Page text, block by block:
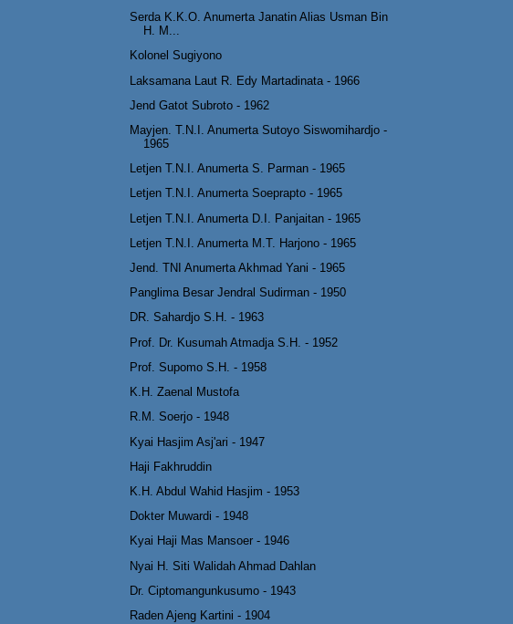
Serda K.K.O. Anumerta Janatin Alias Usman Bin
H. M...
Kolonel Sugiyono
Laksamana Laut R. Edy Martadinata - 1966
Jend Gatot Subroto - 1962
Mayjen. T.N.I. Anumerta Sutoyo Siswomihardjo -
1965
Letjen T.N.I. Anumerta S. Parman - 1965
Letjen T.N.I. Anumerta Soeprapto - 1965
Letjen T.N.I. Anumerta D.I. Panjaitan - 1965
Letjen T.N.I. Anumerta M.T. Harjono - 1965
Jend. TNI Anumerta Akhmad Yani - 1965
Panglima Besar Jendral Sudirman - 1950
DR. Sahardjo S.H. - 1963
Prof. Dr. Kusumah Atmadja S.H. - 1952
Prof. Supomo S.H. - 1958
K.H. Zaenal Mustofa
R.M. Soerjo - 1948
Kyai Hasjim Asj'ari - 1947
Haji Fakhruddin
K.H. Abdul Wahid Hasjim - 1953
Dokter Muwardi - 1948
Kyai Haji Mas Mansoer - 1946
Nyai H. Siti Walidah Ahmad Dahlan
Dr. Ciptomangunkusumo - 1943
Raden Ajeng Kartini - 1904